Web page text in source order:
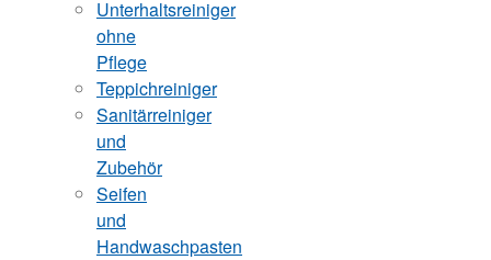
Unterhaltsreiniger
ohne
Pflege
Teppichreiniger
Sanitärreiniger
und
Zubehör
Seifen
und
Handwaschpasten